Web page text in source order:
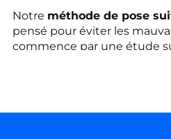
Notre méthode de pose
pensé pour éviter les
commence par une étude